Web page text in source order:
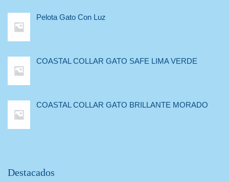
Pelota Gato Con Luz
COASTAL COLLAR GATO SAFE LIMA VERDE
COASTAL COLLAR GATO BRILLANTE MORADO
Destacados